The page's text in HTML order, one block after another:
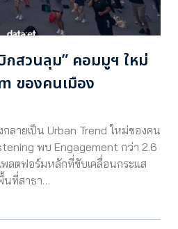
กสวนลุม” คอมมูฯ ใหม่
ของคนเมือง
ลายเป็น Urban Trend ใหม่ของคน
พบ Engagement กว่า 2.6
พลตฟอร์มหลักที่ขับเคลื่อนกระแส
นที่สาธา…